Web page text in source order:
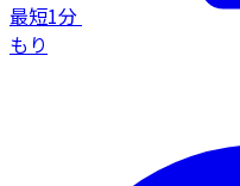
最短1分
もり